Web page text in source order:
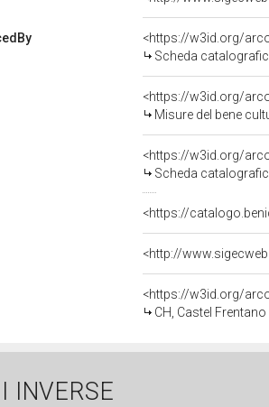
<https://w3id.org/
Scheda
<https://w3id.org/
Misure del bene
<https://w3id.org/
Scheda
<https://
<http://
<https://w3id.org/
CH, Castel Frentano
INVERSE